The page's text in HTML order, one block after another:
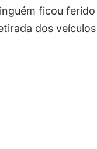
ficou
dos